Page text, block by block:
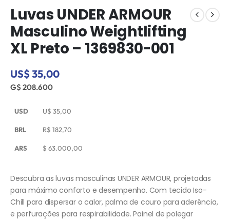
Luvas UNDER ARMOUR
Masculino Weightlifting
XL Preto – 1369830-001
US$ 35,00
G$ 208.600
USD U$ 35,00
BRL R$ 182,70
ARS $ 63.000,00
Descubra as luvas masculinas UNDER ARMOUR, projetadas
para máximo conforto e desempenho. Com tecido Iso-
Chill para dispersar o calor, palma de couro para aderência,
e perfurações para respirabilidade. Painel de polegar